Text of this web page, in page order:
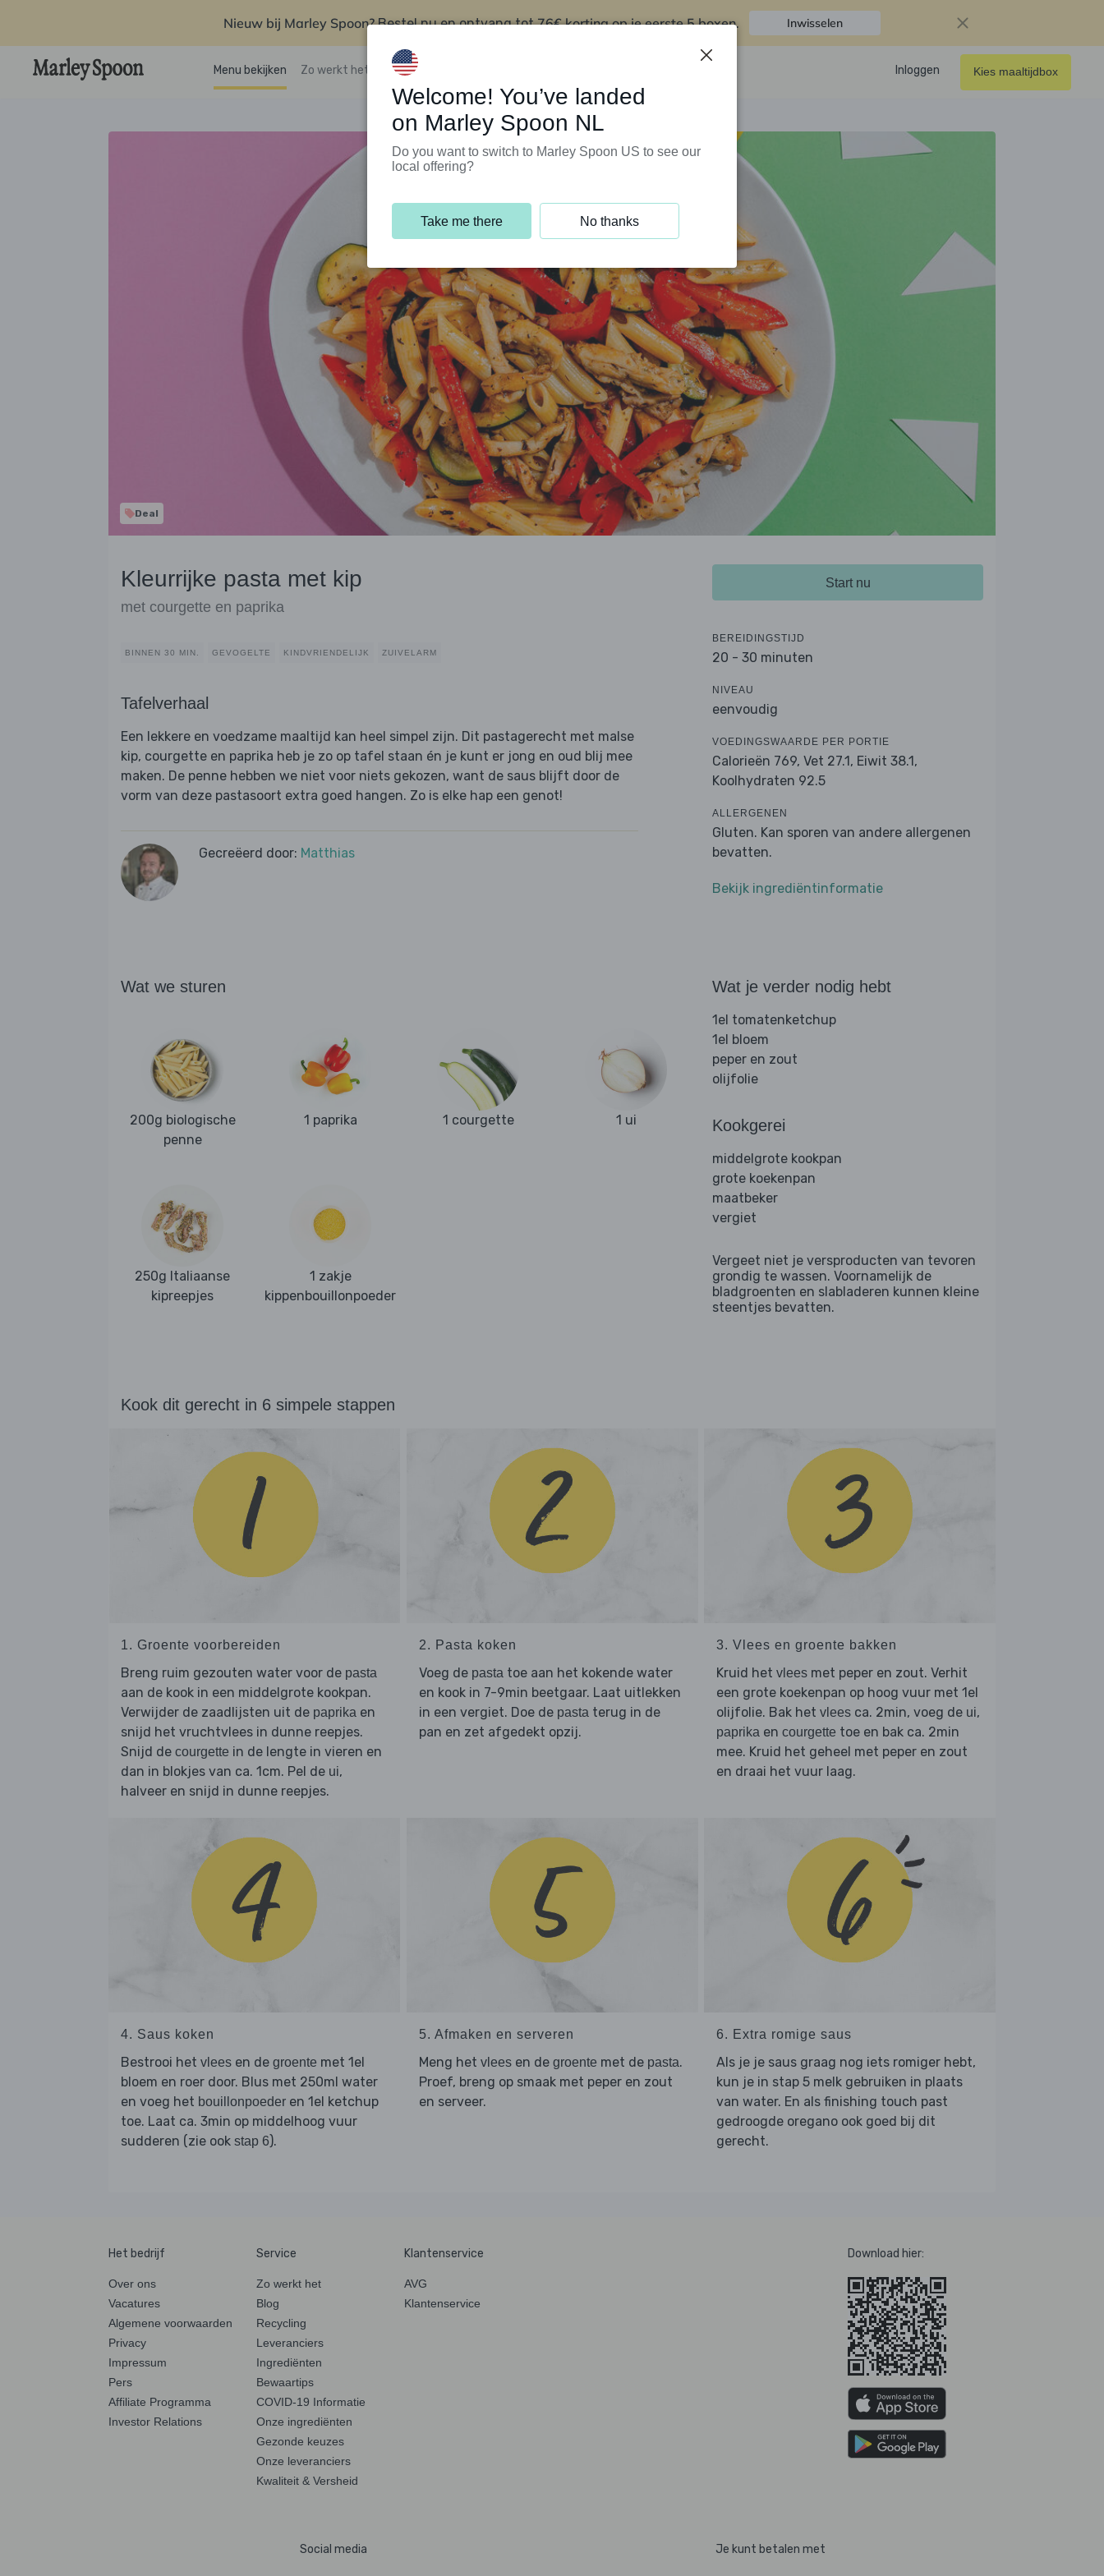
Nieuw bij Marley Spoon?Bestel nu en ontvang tot76€ korting op je eerste 5 boxen. Inwisselen
Menu bekijken Zo werkt het Klantenservice Inloggen Kies maaltijdbox
Deal
Kleurrijke pasta met kip
met courgette en paprika
BINNEN 30 MIN. GEVOGELTE KINDVRIENDELIJK ZUIVELARM
Tafelverhaal
Een lekkere en voedzame maaltijd kan heel simpel zijn. Dit pastagerecht met malse
kip, courgette en paprika heb je zo op tafel staan én je kunt er jong en oud blij mee
maken. De penne hebben we niet voor niets gekozen, want de saus blijft door de
vorm van deze pastasoort extra goed hangen. Zo is elke hap een genot!
Gecreëerd door: Matthias
Start nu
BEREIDINGSTIJD
20 - 30 minuten
NIVEAU
eenvoudig
VOEDINGSWAARDE PER PORTIE
Calorieën 769, Vet 27.1, Eiwit 38.1,
Koolhydraten 92.5
ALLERGENEN
Gluten. Kan sporen van andere allergenen
bevatten.
Bekijk ingrediëntinformatie
Wat we sturen
200g biologische
penne
1 paprika 1 courgette 1 ui
250g Italiaanse
kipreepjes
1 zakje
kippenbouillonpoeder
Wat je verder nodig hebt
1el tomatenketchup
1el bloem
peper en zout
olijfolie
Kookgerei
middelgrote kookpan
grote koekenpan
maatbeker
vergiet
Vergeet niet je versproducten van tevoren
grondig te wassen. Voornamelijk de
bladgroenten en slabladeren kunnen kleine
steentjes bevatten.
Kook dit gerecht in 6 simpele stappen
1. Groente voorbereiden
Breng ruim gezouten water voor de pasta
aan de kook in een middelgrote kookpan.
Verwijder de zaadlijsten uit de paprika en
snijd het vruchtvlees in dunne reepjes.
Snijd de courgette in de lengte in vieren en
dan in blokjes van ca. 1cm. Pel de ui,
halveer en snijd in dunne reepjes.
2. Pasta koken
Voeg de pastatoe aan het kokende water
en kook in 7-9min beetgaar. Laat uitlekken
in een vergiet. Doe de pastaterug in de
pan en zet afgedekt opzij.
3. Vlees en groente bakken
Kruid het vlees met peper en zout. Verhit
een grote koekenpan op hoog vuur met 1el
olijfolie. Bak het vlees ca. 2min, voeg de ui,
paprika en courgette toe en bak ca. 2min
mee. Kruid het geheel met peper en zout
en draai het vuur laag.
4. Saus koken
Bestrooi het vlees en de groente met 1el
bloem en roer door. Blus met 250ml water
en voeg het bouillonpoeder en 1el ketchup
toe. Laat ca. 3min op middelhoog vuur
sudderen (zie ook stap 6).
5. Afmaken en serveren
Meng het vleesen de groente met de pasta.
Proef, breng op smaak met peper en zout
en serveer.
6. Extra romige saus
Als je je saus graag nog iets romiger hebt,
kun je in stap 5 melk gebruiken in plaats
van water. En als finishing touch past
gedroogde oregano ook goed bij dit
gerecht.
Het bedrijf
Over ons
Vacatures
Algemene voorwaarden
Privacy
Impressum
Pers
Affiliate Programma
Investor Relations
Service
Zo werkt het
Blog
Recycling
Leveranciers
Ingrediënten
Bewaartips
COVID-19 Informatie
Onze ingrediënten
Gezonde keuzes
Onze leveranciers
Kwaliteit & Versheid
Klantenservice
AVG
Klantenservice
Download hier:
Social media Je kunt betalen met
Welcome! You’ve landed
on Marley Spoon NL
Do you want to switch to Marley Spoon US to see our
local offering?
Take me there No thanks